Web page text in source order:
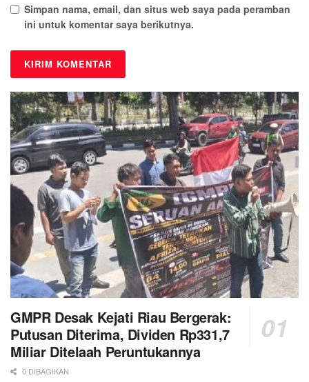
Simpan nama, email, dan situs web saya pada peramban
ini untuk komentar saya berikutnya.
GMPR Desak Kejati Riau Bergerak:
Putusan Diterima, Dividen Rp331,7
Miliar Ditelaah Peruntukannya
0 DIBAGIKAN